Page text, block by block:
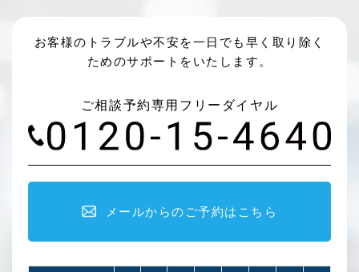
お客様のトラブルや不安を一日でも早く取り除く
ためのサポートをいたします。
ご相談予約専用フリーダイヤル
メールからのご予約はこちら